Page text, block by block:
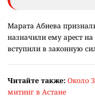
Марата Абиева
назначили ему арест на
вступили в законную
Читайте также: Около
митинг в Астане